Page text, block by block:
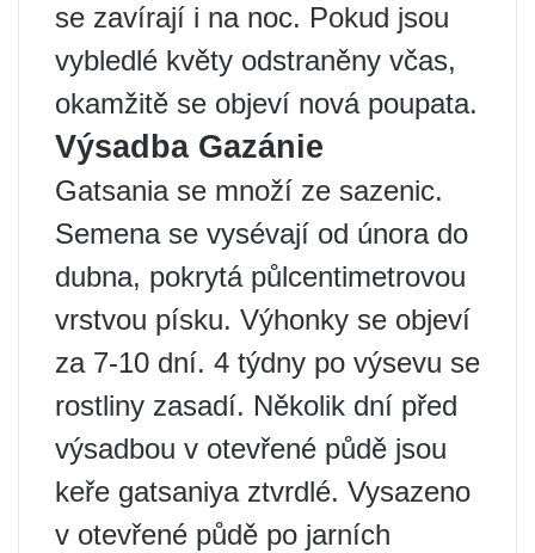
se zavírají i na noc. Pokud jsou
vybledlé květy odstraněny včas,
okamžitě se objeví nová poupata.
Výsadba Gazánie
Gatsania se množí ze sazenic.
Semena se vysévají od února do
dubna, pokrytá půlcentimetrovou
vrstvou písku. Výhonky se objeví
za 7-10 dní. 4 týdny po výsevu se
rostliny zasadí. Několik dní před
výsadbou v otevřené půdě jsou
keře gatsaniya ztvrdlé. Vysazeno
v otevřené půdě po jarních